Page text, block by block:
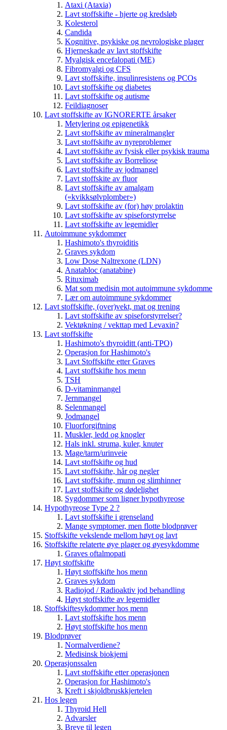
Ataxi (Ataxia)
Lavt stoffskifte - hjerte og kredsløb
Kolesterol
Candida
Kognitive, psykiske og nevrologiske plager
Hjerneskade av lavt stoffskifte
Myalgisk encefalopati (ME)
Fibromyalgi og CFS
Lavt stoffskifte, insulinresistens og PCOs
Lavt stoffskifte og diabetes
Lavt stoffskifte og autisme
Feildiagnoser
Lavt stoffskifte av IGNORERTE årsaker
Metylering og epigenetikk
Lavt stoffskifte av mineralmangler
Lavt stoffskifte av nyreproblemer
Lavt stoffskifte av fysisk eller psykisk trauma
Lavt stoffskifte av Borreliose
Lavt stoffskifte av jodmangel
Lavt stoffskite av fluor
Lavt stoffskifte av amalgam
(«kvikksølvplomber»)
Lavt stoffskifte av (for) høy prolaktin
Lavt stoffskifte av spiseforstyrrelse
Lavt stoffskifte av legemidler
Autoimmune sykdommer
Hashimoto's thyroiditis
Graves sykdom
Low Dose Naltrexone (LDN)
Anatabloc (anatabine)
Rituximab
Mat som medisin mot autoimmune sykdomme
Lær om autoimmune sykdommer
Lavt stoffskifte, (over)vekt, mat og trening
Lavt stoffskifte av spiseforstyrrelser?
Vektøkning / vekttap med Levaxin?
Lavt stoffskifte
Hashimoto's thyroiditt (anti-TPO)
Operasjon for Hashimoto's
Lavt Stoffskifte etter Graves
Lavt stoffskifte hos menn
TSH
D-vitaminmangel
Jernmangel
Selenmangel
Jodmangel
Fluorforgiftning
Muskler, ledd og knogler
Hals inkl. struma, kuler, knuter
Mage/tarm/urinveie
Lavt stoffskifte og hud
Lavt stoffskifte, hår og negler
Lavt stoffskifte, munn og slimhinner
Lavt stoffskifte og dødelighet
Sygdommer som ligner hypothyreose
Hypothyreose Type 2 ?
Lavt stoffskifte i grenseland
Mange symptomer, men flotte blodprøver
Stoffskifte vekslende mellom høyt og lavt
Stoffskifte relaterte øye plager og øyesykdomme
Graves oftalmopati
Høyt stoffskifte
Høyt stoffskifte hos menn
Graves sykdom
Radiojod / Radioaktiv jod behandling
Høyt stoffskifte av legemidler
Stoffskiftesykdommer hos menn
Lavt stoffskifte hos menn
Høyt stoffskifte hos menn
Blodprøver
Normalverdiene?
Medisinsk biokjemi
Operasjonssalen
Lavt stoffskifte etter operasjonen
Operasjon for Hashimoto's
Kreft i skjoldbruskkjertelen
Hos legen
Thyroid Hell
Advarsler
Breve til legen